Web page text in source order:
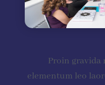
Proin gravida
elementum leo